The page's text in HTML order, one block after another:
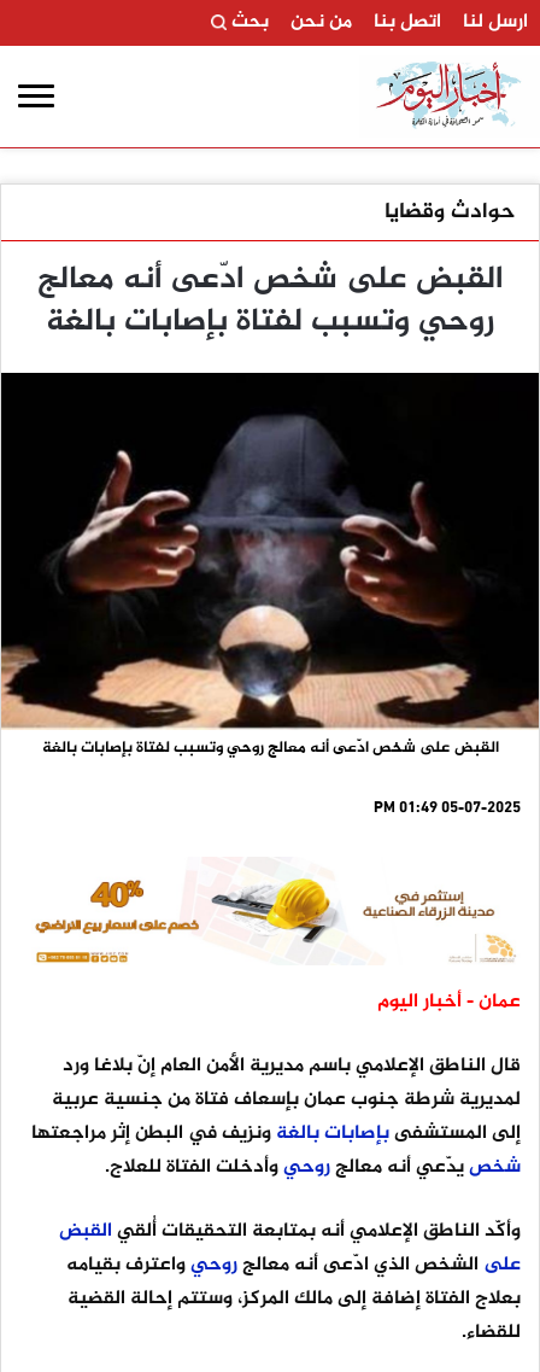
ارسل لنا اتصل بنا من نحن بحث
حوادث وقضايا
القبض على شخص ادّعى أنه معالج
روحي وتسبب لفتاة بإصابات بالغة
القبض على شخص ادّعى أنه معالج روحي وتسبب لفتاة بإصابات بالغة
05-07-2025 01:49 PM
عمان - أخبار اليوم
قال الناطق الإعلامي باسم مديرية الأمن العام إنّ بلاغا ورد
لمديرية شرطة جنوب عمان بإسعاف فتاة من جنسية عربية
إلى المستشفىبإصاباتبالغةونزيف في البطن إثر مراجعتها
شخصيدّعي أنه معالجروحيوأدخلت الفتاة للعلاج.
وأكّد الناطق الإعلامي أنه بمتابعة التحقيقات أُلقيالقبض
على الشخص الذي ادّعى أنه معالجروحيواعترف بقيامه
بعلاج الفتاة إضافة إلى مالك المركز، وستتم إحالة القضية
للقضاء.